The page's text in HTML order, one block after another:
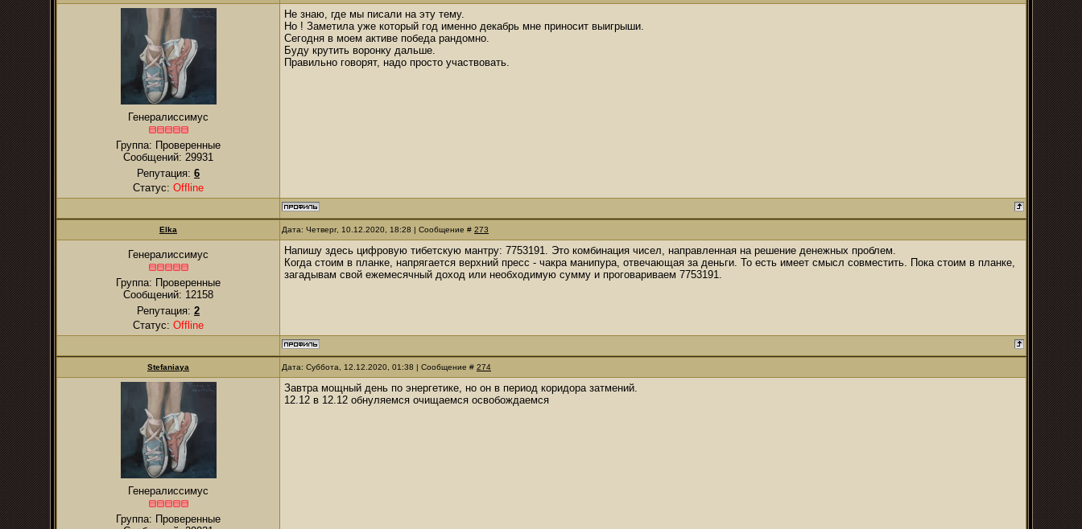
Генералиссимус
Группа: Проверенные
Сообщений: 29931
Репутация: 6
Статус: Offline
Не знаю, где мы писали на эту тему.
Но ! Заметила уже который год именно декабрь мне приносит выигрыши.
Сегодня в моем активе победа рандомно.
Буду крутить воронку дальше.
Правильно говорят, надо просто участвовать.
Elka Дата: Четверг, 10.12.2020, 18:28 | Сообщение # 273
Генералиссимус
Группа: Проверенные
Сообщений: 12158
Репутация: 2
Статус: Offline
Напишу здесь цифровую тибетскую мантру: 7753191. Это комбинация чисел, направленная на решение денежных проблем.
Когда стоим в планке, напрягается верхний пресс - чакра манипура, отвечающая за деньги. То есть имеет смысл совместить. Пока стоим в планке,
загадывам свой ежемесячный доход или необходимую сумму и проговариваем 7753191.
Stefaniaya Дата: Суббота, 12.12.2020, 01:38 | Сообщение # 274
Генералиссимус
Группа: Проверенные
Завтра мощный день по энергетике, но он в период коридора затмений.
12.12 в 12.12 обнуляемся очищаемся освобождаемся